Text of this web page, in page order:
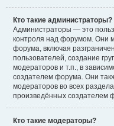
Кто такие администраторы?
Администраторы — это
контроля над форумом. Они
форума, включая
пользователей, создание
модераторов и т.п., в
создателем форума. Они
модераторов во всех
произведённых создателем
Кто такие модераторы?